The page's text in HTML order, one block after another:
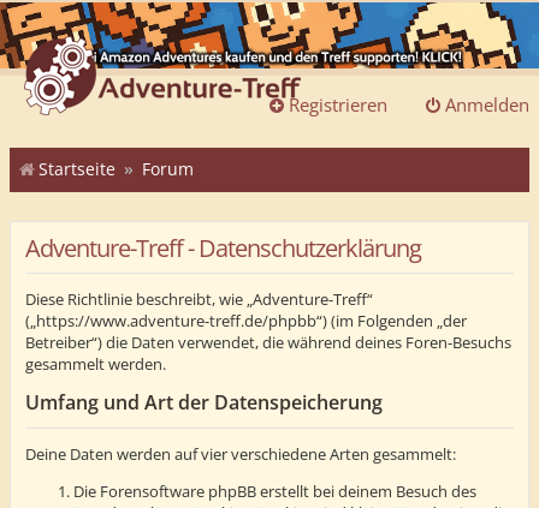
Anmelden
Registrieren
Startseite Forum
Adventure-Treff - Datenschutzerklärung
Diese Richtlinie beschreibt, wie „Adventure-Treff“
(„https://www.adventure-treff.de/phpbb“) (im Folgenden „der
Betreiber“) die Daten verwendet, die während deines Foren-Besuchs
gesammelt werden.
Umfang und Art der Datenspeicherung
Deine Daten werden auf vier verschiedene Arten gesammelt:
Die Forensoftware phpBB erstellt bei deinem Besuch des